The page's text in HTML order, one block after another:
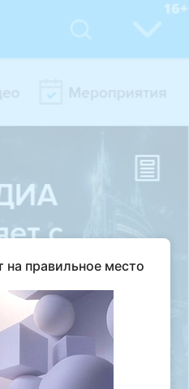
на правильное место